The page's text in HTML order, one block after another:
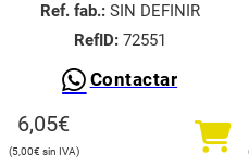
Ref. fab.:SIN DEFINIR
RefID:72551
Contactar
6,05€
5,00€